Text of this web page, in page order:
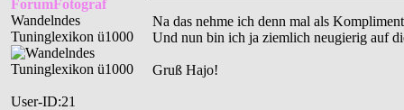
ForumFotograf
Wandelndes
Tuninglexikon ü1000
User-ID:21
Na das nehme ich denn mal als
Und nun bin ich ja ziemlich neugierig auf
Gruß Hajo!